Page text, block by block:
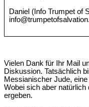
Daniel (Info Trumpet of
Vielen Dank für Ihr Mail
Diskussion. Tatsächlich
Messianischer Jude,
Wobei sich aber natürlich
ergeben.